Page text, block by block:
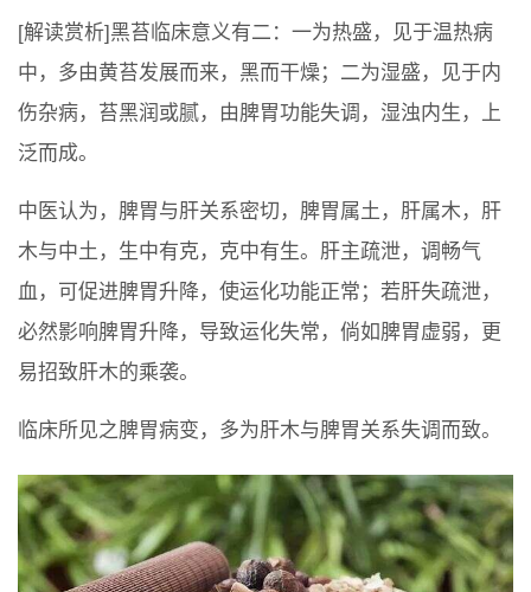
[解读赏析]黑苔临床意义有二：一为热盛，见于温热病
中，多由黄苔发展而来，黑而干燥；二为湿盛，见于内
伤杂病，苔黑润或腻，由脾胃功能失调，湿浊内生，上
泛而成。
中医认为，脾胃与肝关系密切，脾胃属土，肝属木，肝
木与中土，生中有克，克中有生。肝主疏泄，调畅气
血，可促进脾胃升降，使运化功能正常；若肝失疏泄，
必然影响脾胃升降，导致运化失常，倘如脾胃虚弱，更
易招致肝木的乘袭。
临床所见之脾胃病变，多为肝木与脾胃关系失调而致。